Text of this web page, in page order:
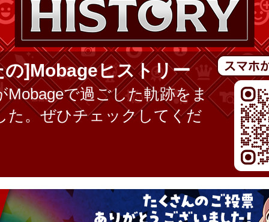
の]Mobageヒストリー
Mobageで過ごした軌跡をま
た。ぜひチェックしてくだ